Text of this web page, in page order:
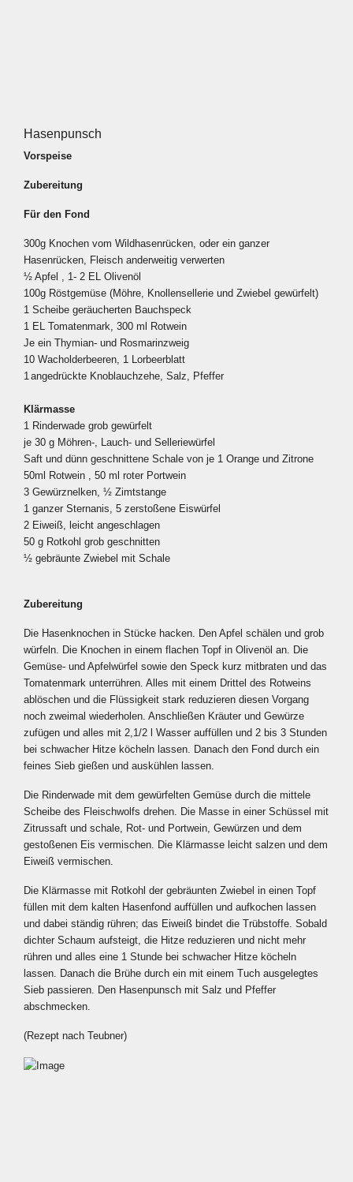
Hasenpunsch
Vorspeise
Zubereitung
Für den Fond
300g Knochen vom Wildhasenrücken, oder ein ganzer
Hasenrücken, Fleisch anderweitig verwerten
½ Apfel , 1- 2 EL Olivenöl
100g Röstgemüse (Möhre, Knollensellerie und Zwiebel gewürfelt)
1 Scheibe geräucherten Bauchspeck
1 EL Tomatenmark, 300 ml Rotwein
Je ein Thymian- und Rosmarinzweig
10 Wacholderbeeren, 1 Lorbeerblatt
1angedrückte Knoblauchzehe, Salz, Pfeffer
Klärmasse
1 Rinderwade grob gewürfelt
je 30 g Möhren-, Lauch- und Selleriewürfel
Saft und dünn geschnittene Schale von je 1 Orange und Zitrone
50ml Rotwein , 50 ml roter Portwein
3 Gewürznelken, ½ Zimtstange
1 ganzer Sternanis, 5 zerstoßene Eiswürfel
2 Eiweiß, leicht angeschlagen
50 g Rotkohl grob geschnitten
½ gebräunte Zwiebel mit Schale
Zubereitung
Die Hasenknochen in Stücke hacken. Den Apfel schälen und grob
würfeln. Die Knochen in einem flachen Topf in Olivenöl an. Die
Gemüse- und Apfelwürfel sowie den Speck kurz mitbraten und das
Tomatenmark unterrühren. Alles mit einem Drittel des Rotweins
ablöschen und die Flüssigkeit stark reduzieren diesen Vorgang
noch zweimal wiederholen. Anschließen Kräuter und Gewürze
zufügen und alles mit 2,1/2 l Wasser auffüllen und 2 bis 3 Stunden
bei schwacher Hitze köcheln lassen. Danach den Fond durch ein
feines Sieb gießen und auskühlen lassen.
Die Rinderwade mit dem gewürfelten Gemüse durch die mittele
Scheibe des Fleischwolfs drehen. Die Masse in einer Schüssel mit
Zitrussaft und schale, Rot- und Portwein, Gewürzen und dem
gestoßenen Eis vermischen. Die Klärmasse leicht salzen und dem
Eiweiß vermischen.
Die Klärmasse mit Rotkohl der gebräunten Zwiebel in einen Topf
füllen mit dem kalten Hasenfond auffüllen und aufkochen lassen
und dabei ständig rühren; das Eiweiß bindet die Trübstoffe. Sobald
dichter Schaum aufsteigt, die Hitze reduzieren und nicht mehr
rühren und alles eine 1 Stunde bei schwacher Hitze köcheln
lassen. Danach die Brühe durch ein mit einem Tuch ausgelegtes
Sieb passieren. Den Hasenpunsch mit Salz und Pfeffer
abschmecken.
(Rezept nach Teubner)